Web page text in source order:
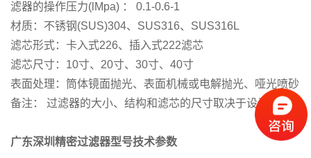
滤器的操作压力(lMpa) ： 0.1-0.6-1
材质：不锈钢(SUS)304、SUS316、SUS316L
滤芯形式：卡入式226、插入式222滤芯
滤芯尺寸：10寸、20寸、30寸、40寸
表面处理：筒体镜面抛光、表面机械或电解抛光、哑光喷砂
备注： 过滤器的大小、结构和滤芯的尺寸取决于设计
广东深圳精密过滤器型号技术参数